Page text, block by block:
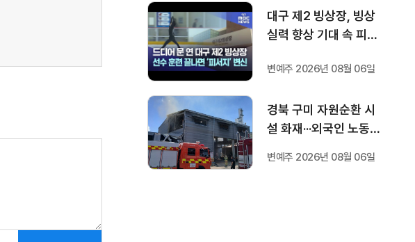
대구 제2 빙상장, 빙상
실력 향상 기대 속 피서
변예주 2026년 08월 06일
경북 구미 자원순환 시
설 화재···외국인 노동자
변예주 2026년 08월 06일